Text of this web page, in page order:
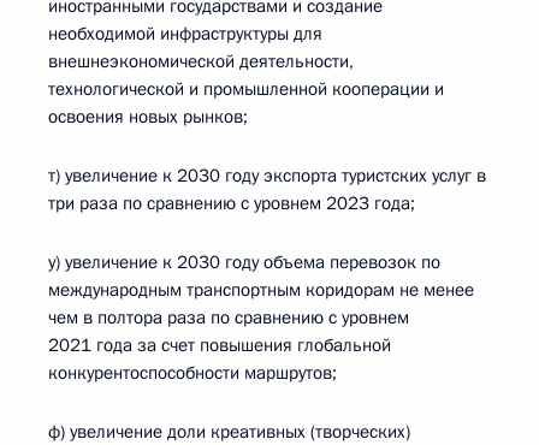
иностранными государствами и создание
необходимой инфраструктуры для
внешнеэкономической деятельности,
технологической и промышленной кооперации и
освоения новых рынков;
т) увеличение к 2030 году экспорта туристских услуг в
три раза по сравнению с уровнем 2023 года;
у) увеличение к 2030 году объема перевозок по
международным транспортным коридорам не менее
чем в полтора раза по сравнению с уровнем
2021 года за счет повышения глобальной
конкурентоспособности маршрутов;
ф) увеличение доли креативных (творческих)